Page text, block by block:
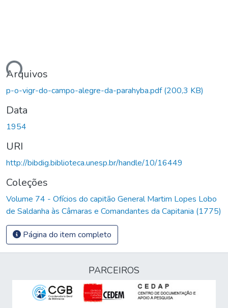
Arquivos
p-o-vigr-do-campo-alegre-da-parahyba.pdf(200,3 KB)
Data
1954
URI
http://bibdig.biblioteca.unesp.br/handle/10/16449
Coleções
Volume 74 - Ofícios do capitão General Martim Lopes Lobo
de Saldanha às Câmaras e Comandantes da Capitania (1775)
Página do item completo
PARCEIROS